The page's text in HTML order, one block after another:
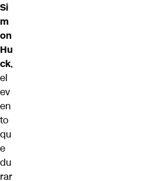
Si
m
on
Hu
ck,
el
ev
en
to
qu
e
du
rar